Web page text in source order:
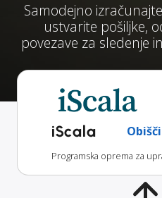
Samodejno
ustvarite pošiljke,
povezave za sledenje
iScala
Programska oprema za